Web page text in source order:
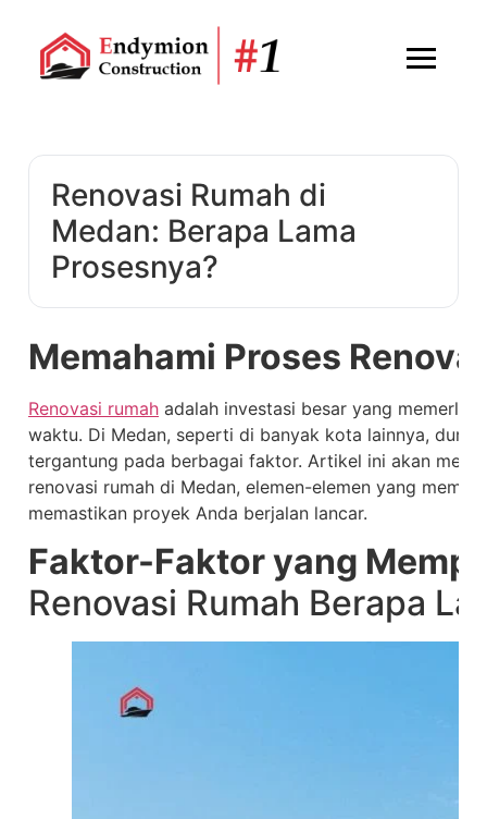
Renovasi Rumah di
Medan: Berapa Lama
Prosesnya?
Memahami Proses
Renovasi rumah adalah investasi besar yang
waktu. Di Medan, seperti di banyak kota lainnya,
tergantung pada berbagai faktor. Artikel ini akan
renovasi rumah di Medan, elemen-elemen yang
memastikan proyek Anda berjalan lancar.
Faktor-Faktor yang
Renovasi Rumah Berapa